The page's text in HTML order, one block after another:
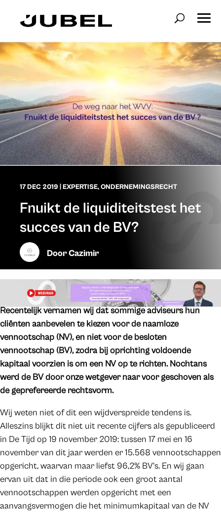
17 DEC 2019 EXPERTISE,ONDERNEMINGSRECHT
Fnuikt de liquiditeitstest het
succes van de BV?
DoorCazimir
Recentelijk vernamen wij dat sommige adviseurs hun
cliënten aanbevelen te kiezen voor de naamloze
vennootschap (NV), en niet voor de besloten
vennootschap (BV), zodra bij oprichting voldoende
kapitaal voorzien is om een NV op te richten. Nochtans
werd de BV door onze wetgever naar voor geschoven als
de geprefereerde rechtsvorm.
Wij weten niet of dit een wijdverspreide tendens is.
Alleszins blijkt dit niet uit recente cijfers als gepubliceerd
in De Tijd op 19 november 2019: tussen 17 mei en 16
november van dit jaar werden er 15.568 vennootschappen
opgericht, waarvan maar liefst 96,2% BV’s. En wij gaan
ervan uit dat in die periode ook een groot aantal
vennootschappen werden opgericht met een
aanvangsvermogen die het minimumkapitaal van de NV